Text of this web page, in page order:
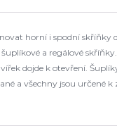
horní i spodní
a regálové
dojde k otevření.
a všechny jsou určené k